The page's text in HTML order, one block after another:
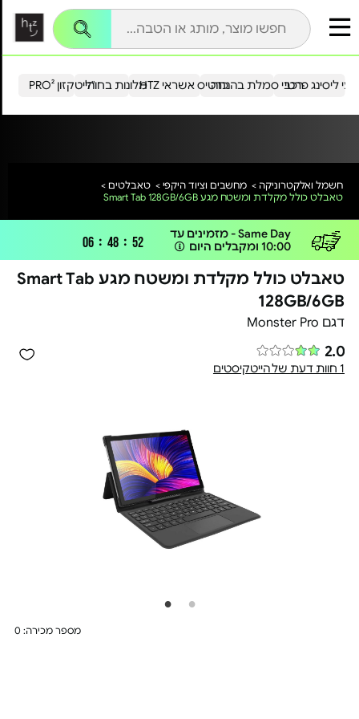
הייטקזון PRO²מלונות בחו"ל כרטיס אשראי HTZ ליסינג פרטירכבי סמלת בהנחה
חשמל ואלקטרוניקה > מחשבים וציוד היקפי > טאבלטים >
טאבלט כולל מקלדת ומשטח מגע Smart Tab 128GB/6GB
Same Day - מזמינים עד
10:00 ומקבלים היום
06 : 48 : 52 5# הכי נמכר בטאבלטים משלוח אקספרס
טאבלט כולל מקלדת ומשטח מגע Smart Tab
128GB/6GB
דגם Monster Pro
2.0
1 חוות דעת של הייטקיסטים
מספר מכירה: 0